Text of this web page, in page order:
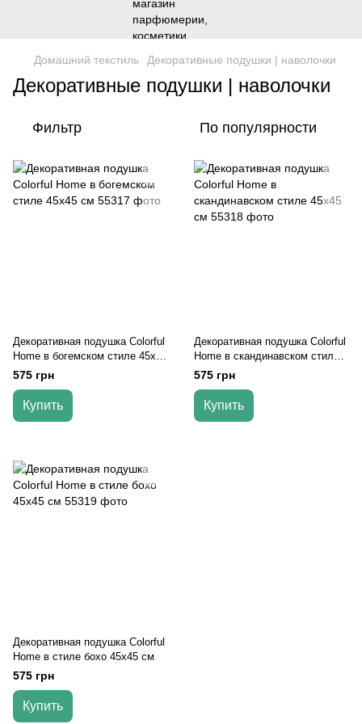
Домашний текстиль Декоративные подушки | наволочки
Декоративные подушки | наволочки
Фильтр По популярности
Декоративная подушка Colorful
Home в богемском стиле 45х45
см
575 грн
Купить
Декоративная подушка Colorful
Home в скандинавском стиле
45х45 см
575 грн
Купить
Декоративная подушка Colorful
Home в стиле бохо 45х45 см
575 грн
Купить